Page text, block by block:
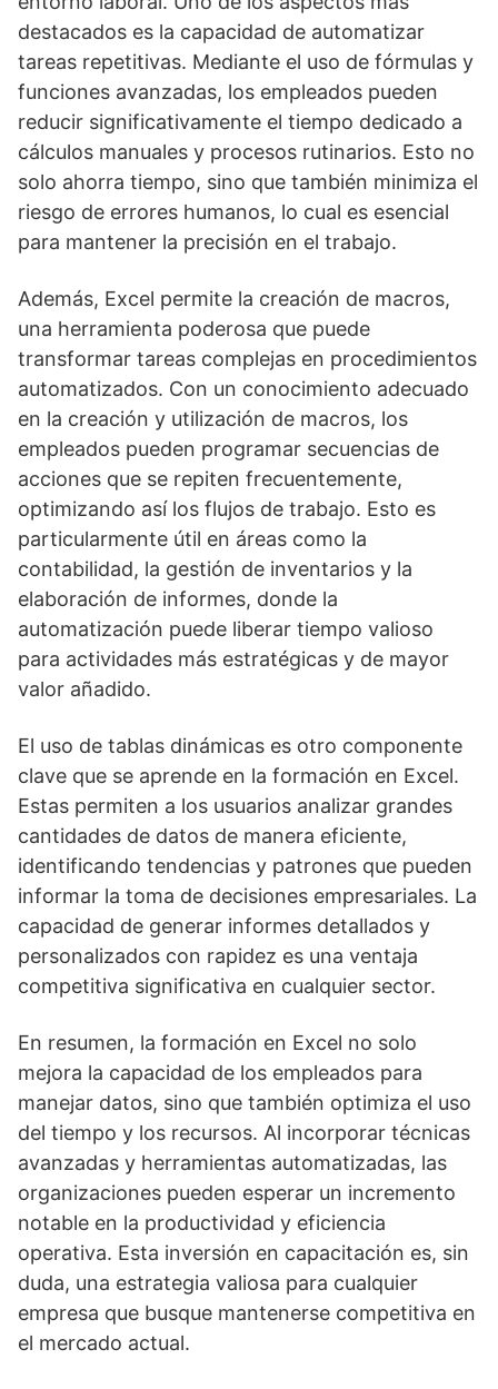
destacados es la capacidad de automatizar
tareas repetitivas. Mediante el uso de fórmulas y
funciones avanzadas, los empleados pueden
reducir significativamente el tiempo dedicado a
cálculos manuales y procesos rutinarios. Esto no
solo ahorra tiempo, sino que también minimiza el
riesgo de errores humanos, lo cual es esencial
para mantener la precisión en el trabajo.
Además, Excel permite la creación de macros,
una herramienta poderosa que puede
transformar tareas complejas en procedimientos
automatizados. Con un conocimiento adecuado
en la creación y utilización de macros, los
empleados pueden programar secuencias de
acciones que se repiten frecuentemente,
optimizando así los flujos de trabajo. Esto es
particularmente útil en áreas como la
contabilidad, la gestión de inventarios y la
elaboración de informes, donde la
automatización puede liberar tiempo valioso
para actividades más estratégicas y de mayor
valor añadido.
El uso de tablas dinámicas es otro componente
clave que se aprende en la formación en Excel.
Estas permiten a los usuarios analizar grandes
cantidades de datos de manera eficiente,
identificando tendencias y patrones que pueden
informar la toma de decisiones empresariales. La
capacidad de generar informes detallados y
personalizados con rapidez es una ventaja
competitiva significativa en cualquier sector.
En resumen, la formación en Excel no solo
mejora la capacidad de los empleados para
manejar datos, sino que también optimiza el uso
del tiempo y los recursos. Al incorporar técnicas
avanzadas y herramientas automatizadas, las
organizaciones pueden esperar un incremento
notable en la productividad y eficiencia
operativa. Esta inversión en capacitación es, sin
duda, una estrategia valiosa para cualquier
empresa que busque mantenerse competitiva en
el mercado actual.